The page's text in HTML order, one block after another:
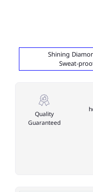
Shining
Sweat-
Quality
Guaranteed